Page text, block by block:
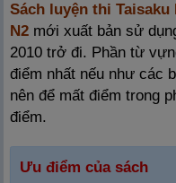
Sách luyện thi
N2 mới xuất bản sử
2010 trở đi. Phần từ
điểm nhất nếu như các
nên để mất điểm trong
điểm.
Ưu điểm của sách